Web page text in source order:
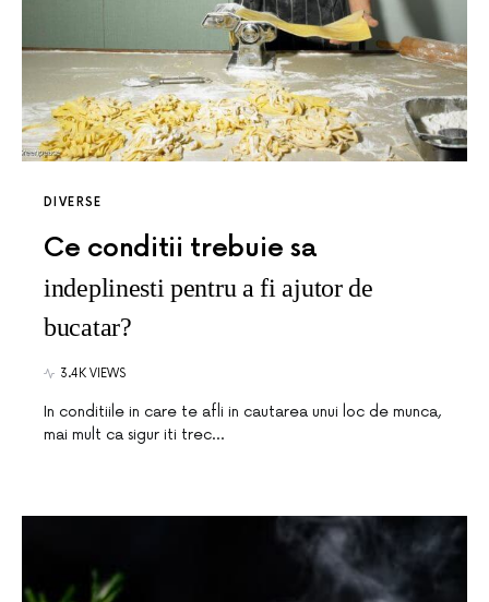
DIVERSE
Ce conditii trebuie sa
indeplinesti pentru a fi ajutor de
bucatar?
3.4K VIEWS
In conditiile in care te afli in cautarea unui loc de munca,
mai mult ca sigur iti trec…